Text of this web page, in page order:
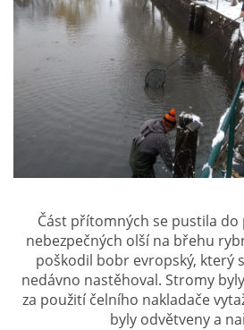
PROBĚHLÉ AKCE
KROUŽEK MH
SVATÝ FLORIÁN
MODLITBA HASIČE
ARCHIV
Část přítomných se pustila do
nebezpečných olší na břehu
poškodil bobr evropský, který
nedávno nastěhoval. Stromy
za použití čelního nakladače
byly odvětveny a